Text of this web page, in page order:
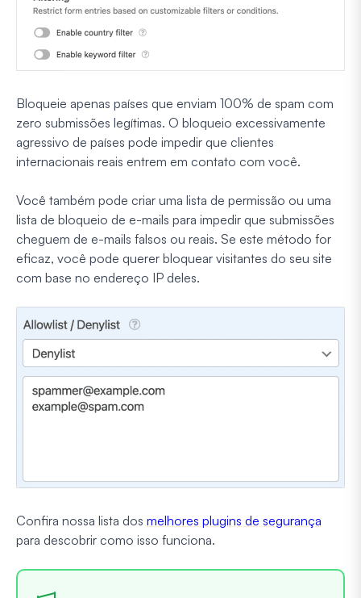
Bloqueie apenas países que enviam 100% de spam com
zero submissões legítimas. O bloqueio excessivamente
agressivo de países pode impedir que clientes
internacionais reais entrem em contato com você.
Você também pode criar uma lista de permissão ou uma
lista de bloqueio de e-mails para impedir que submissões
cheguem de e-mails falsos ou reais. Se este método for
eficaz, você pode querer bloquear visitantes do seu site
com base no endereço IP deles.
Confira nossa lista dos melhores plugins de segurança
para descobrir como isso funciona.